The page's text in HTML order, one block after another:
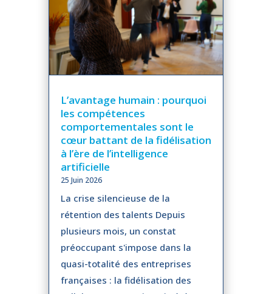
L’avantage humain : pourquoi
les compétences
comportementales sont le
cœur battant de la fidélisation
à l’ère de l’intelligence
artificielle
25 Juin 2026
La crise silencieuse de la
rétention des talents Depuis
plusieurs mois, un constat
préoccupant s'impose dans la
quasi-totalité des entreprises
françaises : la fidélisation des